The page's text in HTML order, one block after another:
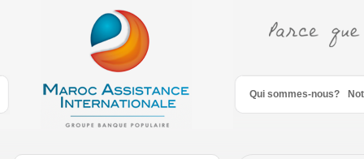
Qui sommes-nous?